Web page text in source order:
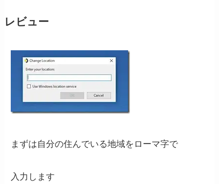
レビュー
まずは自分の住んでいる地域をローマ字で
入力します